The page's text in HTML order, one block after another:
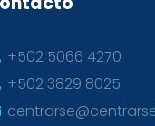
+502 5066 4270
+502 3829 8025